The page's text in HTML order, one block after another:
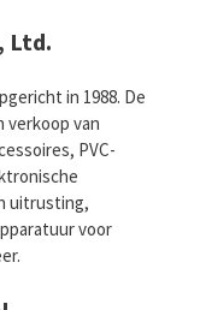
Ltd.
in 1988. De
van
PVC-
uitrusting,
voor